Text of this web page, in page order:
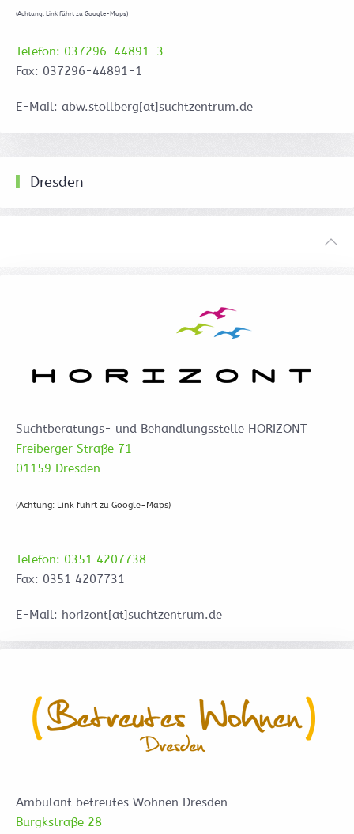
(Achtung: Link führt zu Google-Maps)
Telefon: 037296-44891-3
Fax: 037296-44891-1
E-Mail: abw.stollberg[at]suchtzentrum.de
Dresden
Suchtberatungs- und Behandlungsstelle HORIZONT
Freiberger Straße 71
01159 Dresden
(Achtung: Link führt zu Google-Maps)
Telefon: 0351 4207738
Fax: 0351 4207731
E-Mail: horizont[at]suchtzentrum.de
Ambulant betreutes Wohnen Dresden
Burgkstraße 28